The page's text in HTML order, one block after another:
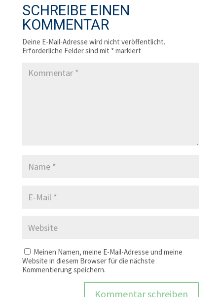
SCHREIBE EINEN
KOMMENTAR
Deine E-Mail-Adresse wird nicht veröffentlicht.
Erforderliche Felder sind mit *markiert
Meinen Namen, meine E-Mail-Adresse und meine
Website in diesem Browser für die nächste
Kommentierung speichern.